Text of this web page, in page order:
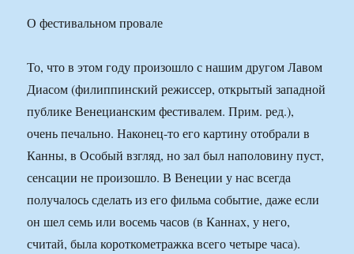
О фестивальном провале
То, что в этом году произошло с нашим другом Лавом
Диасом (филиппинский режиссер, открытый западной
публике Венецианским фестивалем. Прим. ред.),
очень печально. Наконец-то его картину отобрали в
Канны, в Особый взгляд, но зал был наполовину пуст,
сенсации не произошло. В Венеции у нас всегда
получалось сделать из его фильма событие, даже если
он шел семь или восемь часов (в Каннах, у него,
считай, была короткометражка всего четыре часа).